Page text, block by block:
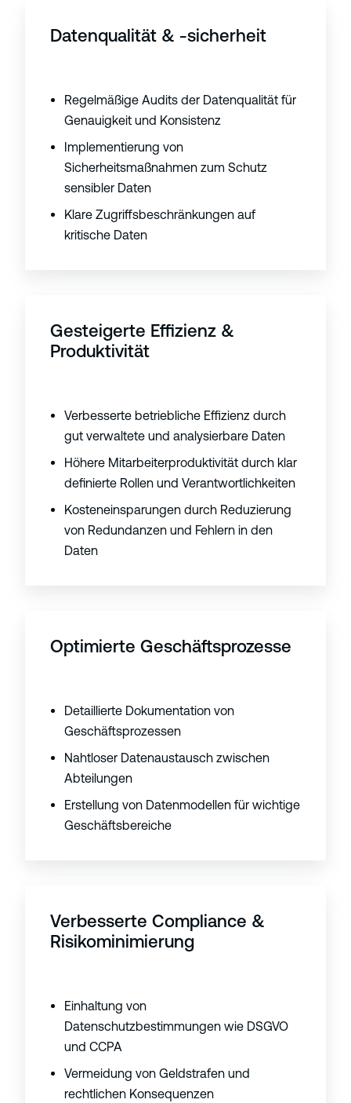
Datenqualität & -sicherheit
Regelmäßige Audits der Datenqualität für
Genauigkeit und Konsistenz
Implementierung von
Sicherheitsmaßnahmen zum Schutz
sensibler Daten
Klare Zugriffsbeschränkungen auf
kritische Daten
Gesteigerte Effizienz &
Produktivität
Verbesserte betriebliche Effizienz durch
gut verwaltete und analysierbare Daten
Höhere Mitarbeiterproduktivität durch klar
definierte Rollen und Verantwortlichkeiten
Kosteneinsparungen durch Reduzierung
von Redundanzen und Fehlern in den
Daten
Optimierte Geschäftsprozesse
Detaillierte Dokumentation von
Geschäftsprozessen
Nahtloser Datenaustausch zwischen
Abteilungen
Erstellung von Datenmodellen für wichtige
Geschäftsbereiche
Verbesserte Compliance &
Risikominimierung
Einhaltung von
Datenschutzbestimmungen wie DSGVO
und CCPA
Vermeidung von Geldstrafen und
rechtlichen Konsequenzen